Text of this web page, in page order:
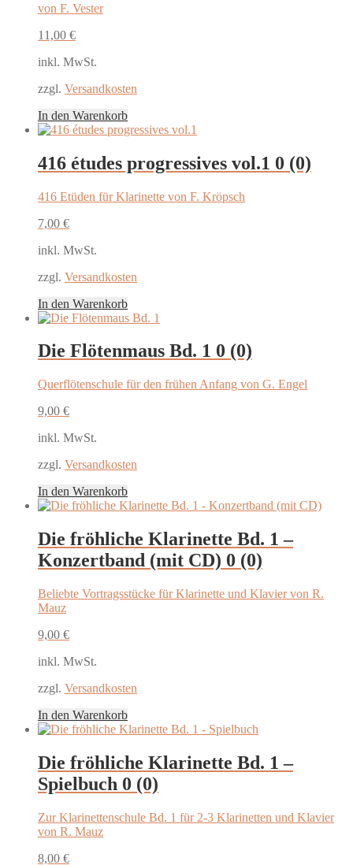
von F. Vester
11,00 €
inkl. MwSt.
zzgl. Versandkosten
In den Warenkorb
416 études progressives vol.1 0 (0)
416 Etüden für Klarinette von F. Kröpsch
7,00 €
inkl. MwSt.
zzgl. Versandkosten
In den Warenkorb
Die Flötenmaus Bd. 1 0 (0)
Querflötenschule für den frühen Anfang von G. Engel
9,00 €
inkl. MwSt.
zzgl. Versandkosten
In den Warenkorb
Die fröhliche Klarinette Bd. 1 –
Konzertband (mit CD) 0 (0)
Beliebte Vortragsstücke für Klarinette und Klavier von R.
Mauz
9,00 €
inkl. MwSt.
zzgl. Versandkosten
In den Warenkorb
Die fröhliche Klarinette Bd. 1 –
Spielbuch 0 (0)
Zur Klarinettenschule Bd. 1 für 2-3 Klarinetten und Klavier
von R. Mauz
8,00 €